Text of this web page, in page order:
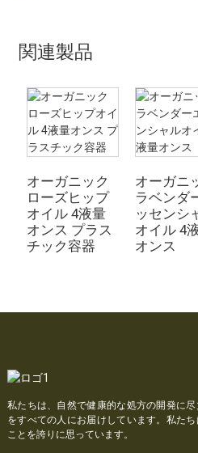
関連製品
オーガニック
ローズヒップ
オイル 4液量
オンス プラス
チック容器
オーガニ
ラベンダ
ッセンシ
オイル 4
オンス
私たちは、自然で健康的な処方の開発に
をすべての人にお届けしています。私た
ことを誇りに思っています。